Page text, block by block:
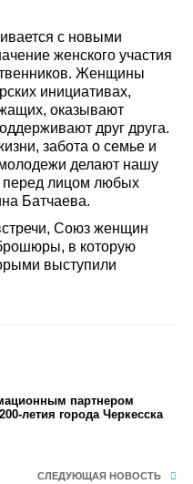
с новыми
женского участия
Женщины
инициативах,
оказывают
друг друга.
забота о семье и
делают нашу
перед лицом любых
Батчаева.
Союз женщин
в которую
выступили
партнером
летия города Черкесска
СЛЕДУЮЩАЯ НОВОСТЬ